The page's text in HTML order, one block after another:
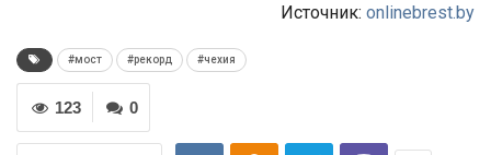
Источник: onlinebrest.by
#мост #рекорд #чехия
0
123